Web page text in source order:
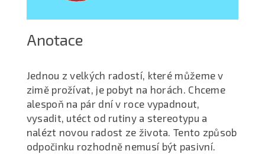
Anotace
Jednou z velkých radostí, které můžeme v
zimě prožívat, je pobyt na horách. Chceme
alespoň na pár dní v roce vypadnout,
vysadit, utéct od rutiny a stereotypu a
nalézt novou radost ze života. Tento způsob
odpočinku rozhodně nemusí být pasivní.